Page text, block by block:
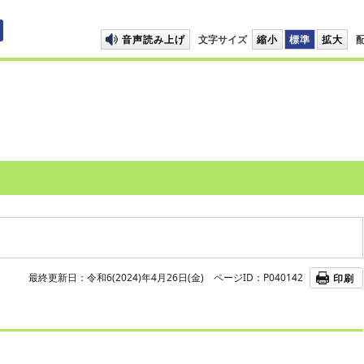
音声読み上げ 文字サイズ 縮小 標準 拡大
最終更新日：令和6(2024)年4月26日(金) ページID：P040142 印刷